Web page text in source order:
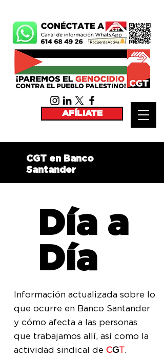
CGT en Banco
Santander
AFÍLIATE
Día a
Día
Información actualizada sobre lo
que ocurre en Banco Santander
y cómo afecta a las personas
que trabajamos allí, así como la
actividad sindical de CGT.